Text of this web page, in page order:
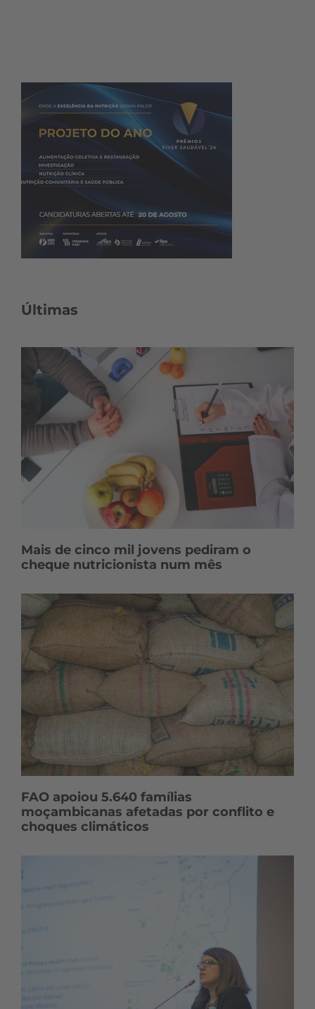
Últimas
Mais de cinco mil jovens pediram o
cheque nutricionista num mês
FAO apoiou 5.640 famílias
moçambicanas afetadas por conflito e
choques climáticos